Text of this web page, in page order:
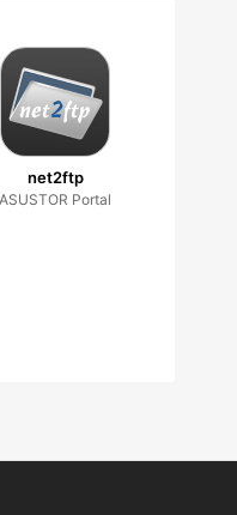
net2ftp
ASUSTOR Portal